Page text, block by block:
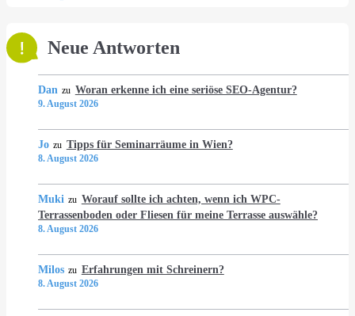
Neue Antworten
Dan zu Woran erkenne ich eine seriöse SEO-Agentur?
9. August 2026
Jo zu Tipps für Seminarräume in Wien?
8. August 2026
Muki zu Worauf sollte ich achten, wenn ich WPC-
Terrassenboden oder Fliesen für meine Terrasse auswähle?
8. August 2026
Milos zu Erfahrungen mit Schreinern?
8. August 2026